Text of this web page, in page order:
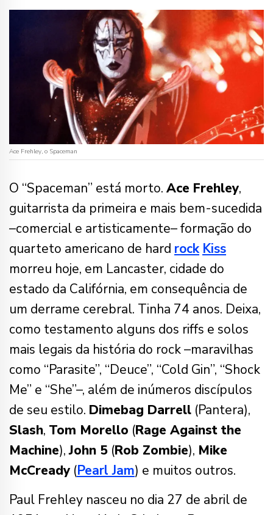
Ace Frehley, o Spaceman
O “Spaceman” está morto. Ace Frehley,
guitarrista da primeira e mais bem-sucedida
–comercial e artisticamente– formação do
quarteto americano de hard rock Kiss
morreu hoje, em Lancaster, cidade do
estado da Califórnia, em consequência de
um derrame cerebral. Tinha 74 anos. Deixa,
como testamento alguns dos riffs e solos
mais legais da história do rock –maravilhas
como “Parasite”, “Deuce”, “Cold Gin”, “Shock
Me” e “She”–, além de inúmeros discípulos
de seu estilo. Dimebag Darrell (Pantera),
Slash, Tom Morello (Rage Against the
Machine),John 5 (Rob Zombie), Mike
McCready (Pearl Jam) e muitos outros.
Paul Frehley nasceu no dia 27 de abril de